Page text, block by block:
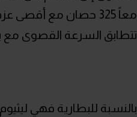
تتطابق السرعة القصوى مع